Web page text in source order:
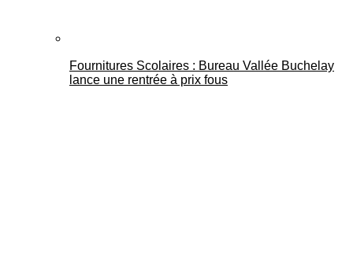
Fournitures Scolaires : Bureau Vallée Buchelay
lance une rentrée à prix fous